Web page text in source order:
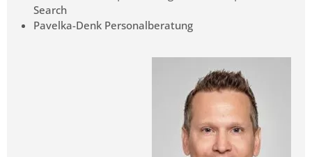
Search
Pavelka-Denk Personalberatung